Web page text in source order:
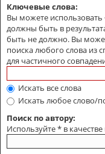
Ключевые слова:
Вы можете использовать
должны быть в
быть не должно. Вы
поиска любого слова из
для частичного
Искать все слова
Искать любое слово/
Поиск по автору:
Используйте * в